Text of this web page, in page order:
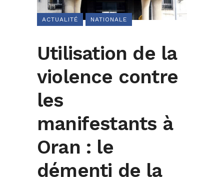
ACTUALITÉ NATIONALE
Utilisation de la
violence contre
les
manifestants à
Oran : le
démenti de la